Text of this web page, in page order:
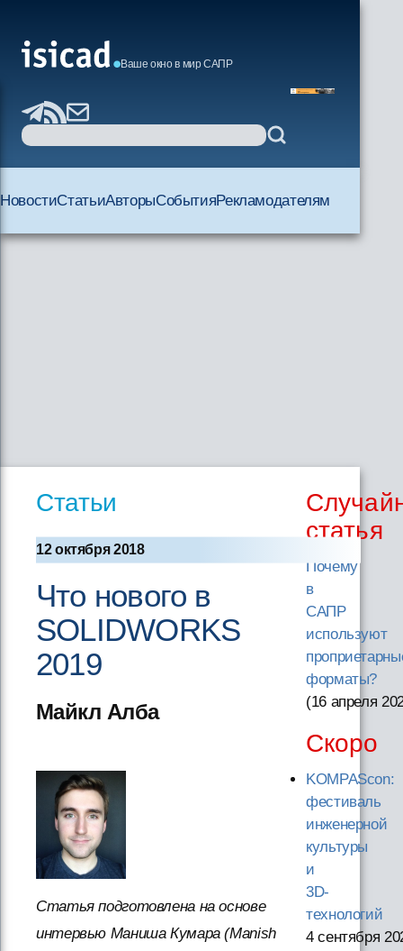
Ваше окно в мир САПР
НовостиСтатьиАвторыСобытияРекламодателям
Статьи
12 октября 2018
Что нового в
SOLIDWORKS
2019
Майкл Алба
Статья подготовлена на основе
интервью Маниша Кумара (Manish
статья
Почему
в
САПР
используют
форматы?
(16 апреля
Скоро
KOMPAScon:
фестиваль
инженерной
культуры
и
3D-
технологий
4 сентября